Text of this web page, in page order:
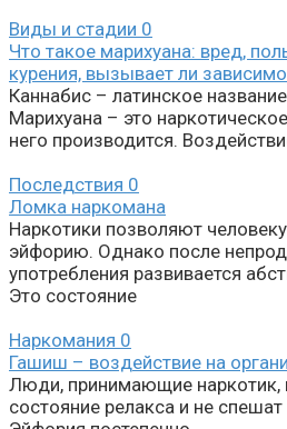
Виды и стадии 0
Что такое марихуана: вред,
курения, вызывает ли
Каннабис – латинское
Марихуана – это
него производится.
Последствия 0
Ломка наркомана
Наркотики позволяют
эйфорию. Однако после
употребления развивается
Это состояние
Наркомания 0
Гашиш – воздействие на
Люди, принимающие
состояние релакса и не